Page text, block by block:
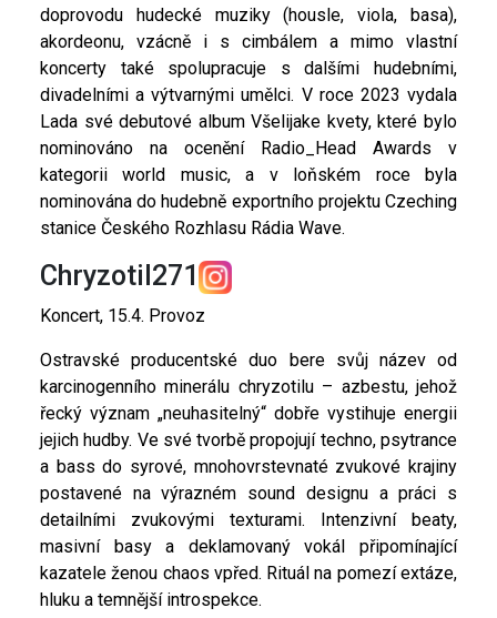
doprovodu hudecké muziky (housle, viola, basa),
akordeonu, vzácně i s cimbálem a mimo vlastní
koncerty také spolupracuje s dalšími hudebními,
divadelními a výtvarnými umělci. V roce 2023 vydala
Lada své debutové album Všelijake kvety, které bylo
nominováno na ocenění Radio_Head Awards v
kategorii world music, a v loňském roce byla
nominována do hudebně exportního projektu Czeching
stanice Českého Rozhlasu Rádia Wave.
Chryzotil271
Koncert, 15.4. Provoz
Ostravské producentské duo bere svůj název od
karcinogenního minerálu chryzotilu – azbestu, jehož
řecký význam „neuhasitelný“ dobře vystihuje energii
jejich hudby. Ve své tvorbě propojují techno, psytrance
a bass do syrové, mnohovrstevnaté zvukové krajiny
postavené na výrazném sound designu a práci s
detailními zvukovými texturami. Intenzivní beaty,
masivní basy a deklamovaný vokál připomínající
kazatele ženou chaos vpřed. Rituál na pomezí extáze,
hluku a temnější introspekce.